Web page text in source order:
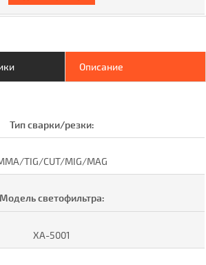
Описание
Тип сварки/резки:
TIG/CUT/MIG/MAG
Модель светофильтра:
XA-5001